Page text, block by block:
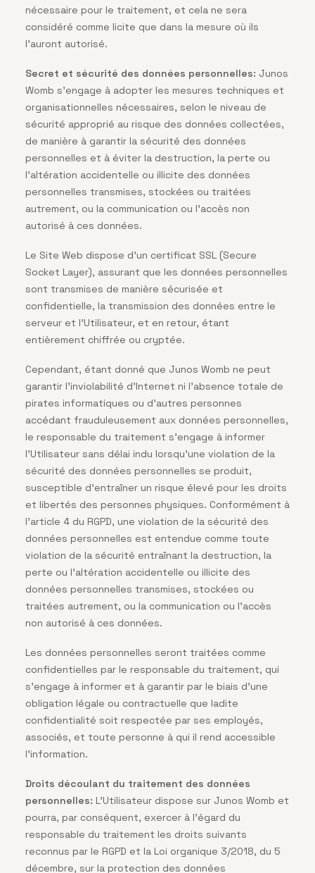
nécessaire pour le traitement, et cela ne sera
considéré comme licite que dans la mesure où ils
l’auront autorisé.
Secret et sécurité des données personnelles: Junos
Womb s’engage à adopter les mesures techniques et
organisationnelles nécessaires, selon le niveau de
sécurité approprié au risque des données collectées,
de manière à garantir la sécurité des données
personnelles et à éviter la destruction, la perte ou
l’altération accidentelle ou illicite des données
personnelles transmises, stockées ou traitées
autrement, ou la communication ou l’accès non
autorisé à ces données.
Le Site Web dispose d’un certificat SSL (Secure
Socket Layer), assurant que les données personnelles
sont transmises de manière sécurisée et
confidentielle, la transmission des données entre le
serveur et l’Utilisateur, et en retour, étant
entièrement chiffrée ou cryptée.
Cependant, étant donné que Junos Womb ne peut
garantir l’inviolabilité d’Internet ni l’absence totale de
pirates informatiques ou d’autres personnes
accédant frauduleusement aux données personnelles,
le responsable du traitement s’engage à informer
l’Utilisateur sans délai indu lorsqu’une violation de la
sécurité des données personnelles se produit,
susceptible d’entraîner un risque élevé pour les droits
et libertés des personnes physiques. Conformément à
l’article 4 du RGPD, une violation de la sécurité des
données personnelles est entendue comme toute
violation de la sécurité entraînant la destruction, la
perte ou l’altération accidentelle ou illicite des
données personnelles transmises, stockées ou
traitées autrement, ou la communication ou l’accès
non autorisé à ces données.
Les données personnelles seront traitées comme
confidentielles par le responsable du traitement, qui
s’engage à informer et à garantir par le biais d’une
obligation légale ou contractuelle que ladite
confidentialité soit respectée par ses employés,
associés, et toute personne à qui il rend accessible
l’information.
Droits découlant du traitement des données
personnelles: L’Utilisateur dispose sur Junos Womb et
pourra, par conséquent, exercer à l’égard du
responsable du traitement les droits suivants
reconnus par le RGPD et la Loi organique 3/2018, du 5
décembre, sur la protection des données